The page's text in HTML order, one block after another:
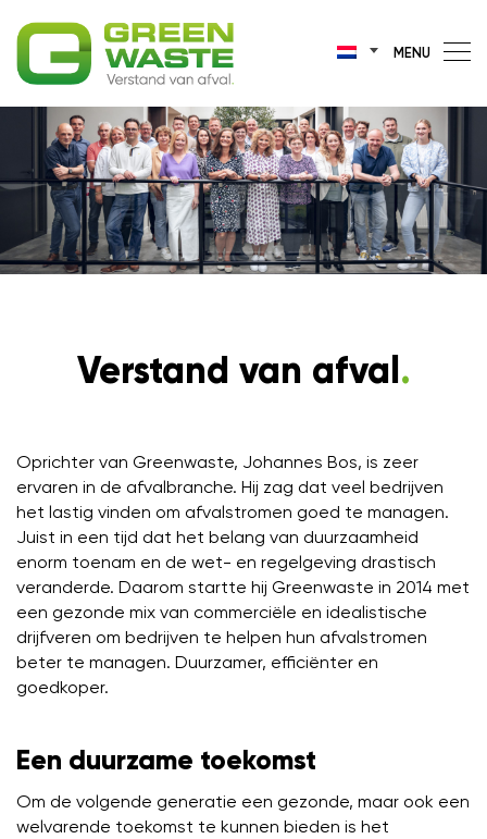
MENU
Verstand van afval.
Oprichter van Greenwaste, Johannes Bos, is zeer
ervaren in de afvalbranche. Hij zag dat veel bedrijven
het lastig vinden om afvalstromen goed te managen.
Juist in een tijd dat het belang van duurzaamheid
enorm toenam en de wet- en regelgeving drastisch
veranderde. Daarom startte hij Greenwaste in 2014 met
een gezonde mix van commerciële en idealistische
drijfveren om bedrijven te helpen hun afvalstromen
beter te managen. Duurzamer, efficiënter en
goedkoper.
Een duurzame toekomst
Om de volgende generatie een gezonde, maar ook een
welvarende toekomst te kunnen bieden is het